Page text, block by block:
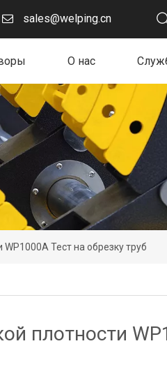
sales@welping.cn
О нас
Тест на обрезку труб
плотности